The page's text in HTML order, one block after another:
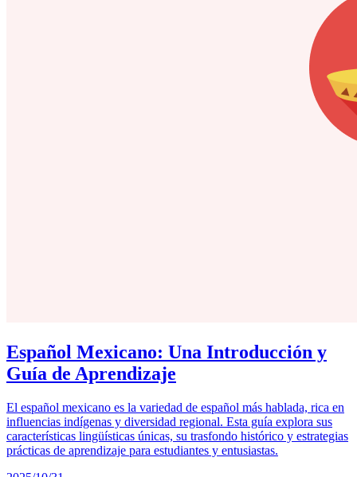
Español Mexicano: Una Introducción y
Guía de Aprendizaje
El español mexicano es la variedad de español más hablada, rica en
influencias indígenas y diversidad regional. Esta guía explora sus
características lingüísticas únicas, su trasfondo histórico y estrategias
prácticas de aprendizaje para estudiantes y entusiastas.